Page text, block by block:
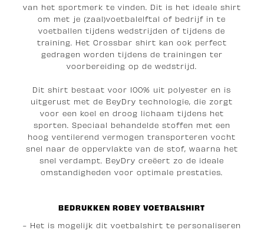
van het sportmerk te vinden. Dit is het ideale shirt
om met je (zaal)voetbalelftal of bedrijf in te
voetballen tijdens wedstrijden of tijdens de
training. Het Crossbar shirt kan ook perfect
gedragen worden tijdens de trainingen ter
voorbereiding op de wedstrijd.
Dit shirt bestaat voor 100% uit polyester en is
uitgerust met de BeyDry technologie, die zorgt
voor een koel en droog lichaam tijdens het
sporten. Speciaal behandelde stoffen met een
hoog ventilerend vermogen transporteren vocht
snel naar de oppervlakte van de stof, waarna het
snel verdampt. BeyDry creëert zo de ideale
omstandigheden voor optimale prestaties.
BEDRUKKEN ROBEY VOETBALSHIRT
- Het is mogelijk dit voetbalshirt te personaliseren